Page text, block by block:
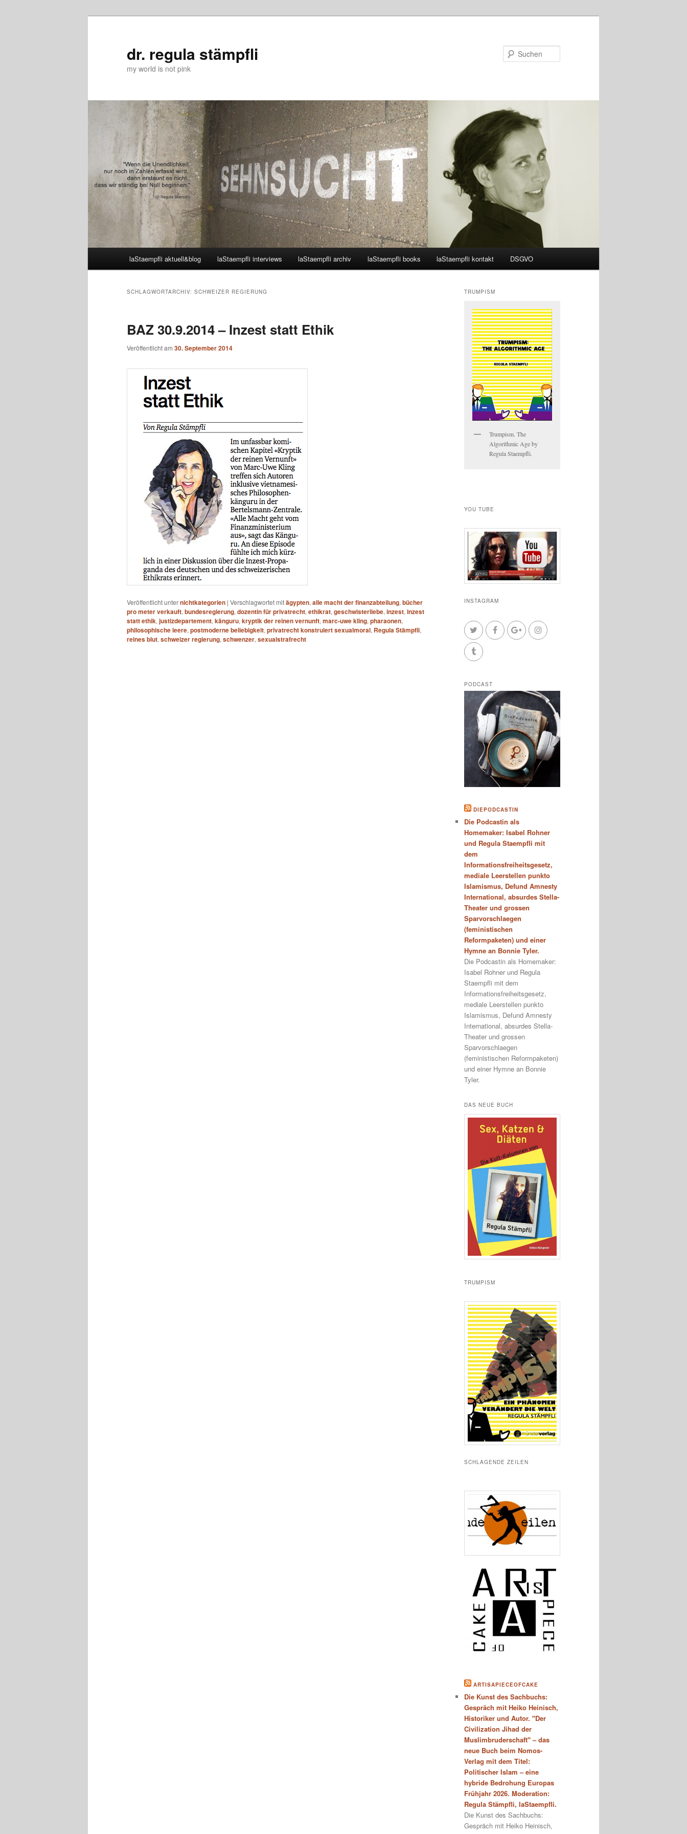
dr. regula stämpfli
my world is not pink
laStaempfli aktuell&blog laStaempfli interviews laStaempfli archiv laStaempfli books laStaempfli kontakt DSGVO
SCHLAGWORTARCHIV: SCHWEIZER REGIERUNG
BAZ 30.9.2014 – Inzest statt Ethik
Veröffentlicht am 30. September 2014
Veröffentlicht unternichtkategorien | Verschlagwortet mitägypten, alle macht der finanzabteilung, bücher
pro meter verkauft, bundesregierung, dozentin für privatrecht, ethikrat, geschwisterliebe, inzest, inzest
statt ethik, justizdepartement, känguru, kryptik der reinen vernunft, marc-uwe kling, pharaonen,
philosophische leere, postmoderne beliebigkeit, privatrecht konstruiert sexualmoral, Regula Stämpfli,
reines blut, schweizer regierung, schwenzer, sexualstrafrecht
TRUMPISM
Trumpism. The
Algorithmic Age by
Regula Staempfli.
YOU TUBE
INSTAGRAM
PODCAST
DIEPODCASTIN
Die Podcastin als
Homemaker: Isabel Rohner
und Regula Staempfli mit
dem
Informationsfreiheitsgesetz,
mediale Leerstellen punkto
Islamismus, Defund Amnesty
International, absurdes Stella-
Theater und grossen
Sparvorschlaegen
(feministischen
Reformpaketen) und einer
Hymne an Bonnie Tyler.
Die Podcastin als Homemaker:
Isabel Rohner und Regula
Staempfli mit dem
Informationsfreiheitsgesetz,
mediale Leerstellen punkto
Islamismus, Defund Amnesty
International, absurdes Stella-
Theater und grossen
Sparvorschlaegen
(feministischen Reformpaketen)
und einer Hymne an Bonnie
Tyler.
DAS NEUE BUCH
TRUMPISM
SCHLAGENDE ZEILEN
ARTISAPIECEOFCAKE
Die Kunst des Sachbuchs:
Gespräch mit Heiko Heinisch,
Historiker und Autor. "Der
Civilization Jihad der
Muslimbruderschaft" – das
neue Buch beim Nomos-
Verlag mit dem Titel:
Politischer Islam – eine
hybride Bedrohung Europas
Frühjahr 2026. Moderation:
Regula Stämpfli, laStaempfli.
Die Kunst des Sachbuchs:
Gespräch mit Heiko Heinisch,